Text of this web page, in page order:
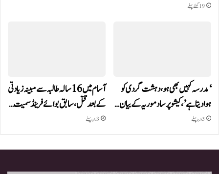
19 گھنٹے پہلے
‘مدرسہ کہیں بھی ہو، دہشت گردی کو
ہوا دیتا ہے’، کیشو پرساد موریہ کے بیان…
3 دن پہلے
آسام میں 16 سالہ طالبہ سے مبینہ زیادتی
کے بعد قتل، سابق بوائے فرینڈ سمیت…
3 دن پہلے